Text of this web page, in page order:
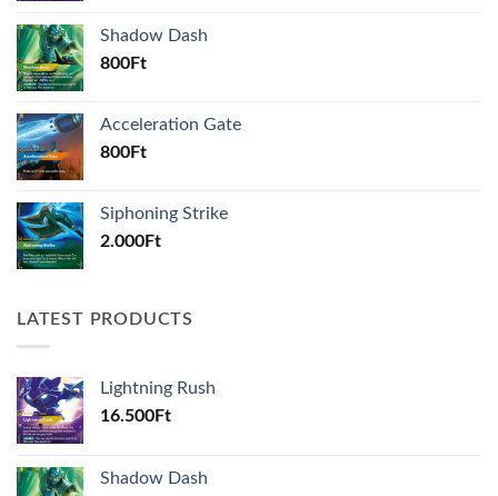
Shadow Dash
800Ft
Acceleration Gate
800Ft
Siphoning Strike
2.000Ft
LATEST PRODUCTS
Lightning Rush
16.500Ft
Shadow Dash